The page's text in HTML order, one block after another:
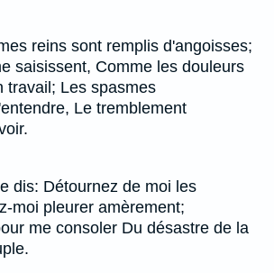
reins sont remplis d'angoisses;
saisissent, Comme les douleurs
travail; Les spasmes
Le tremblement
dis: Détournez de moi les
moi pleurer amèrement;
me consoler Du désastre de la